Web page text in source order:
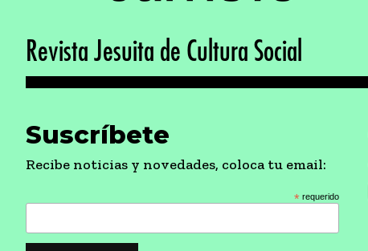
Revista Jesuita de Cultura Social
Suscríbete
Recibe noticias y novedades, coloca tu email:
* requerido